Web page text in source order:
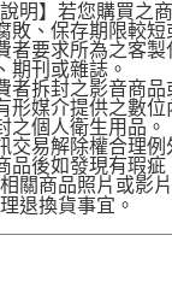
明】若您購買之
敗、保存期限較短
者要求所為之客製
期刊或雜誌。
者拆封之影音商品
形媒介提供之數位
之個人衛生用品。
交易解除權合理例
品後如發現有瑕
關商品照片或影
退換貨事宜。